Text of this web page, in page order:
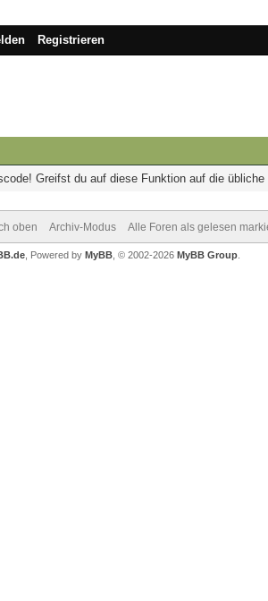
Registrieren
Greifst du auf diese Funktion auf die
oben Archiv-Modus Alle Foren als gelesen
, Powered by MyBB , © 2002-2026 MyBB Group